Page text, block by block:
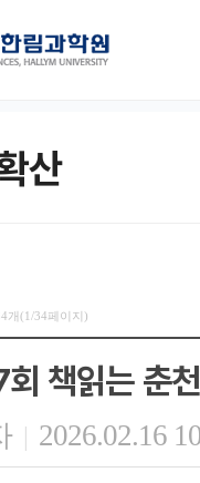
산
개(1/34페이지)
책읽는 춘천
| 2026.02.16